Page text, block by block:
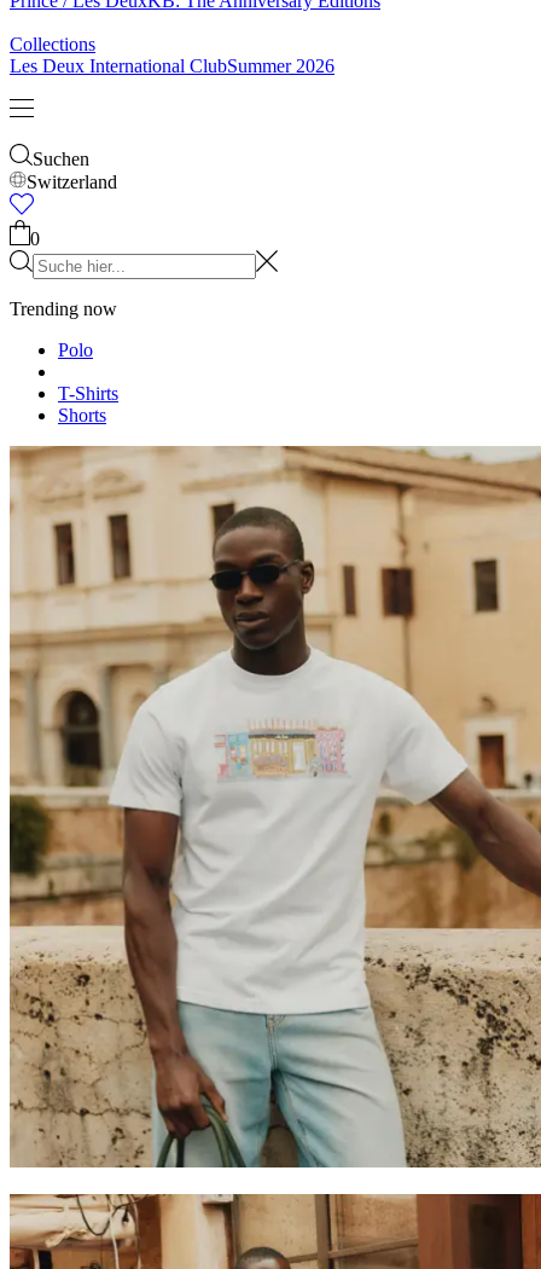
& SockenGürtelSchalsKrawatten
Alles anzeigen
Brand
Brand Home
Collections Collaborations
Journal
LegacyLocations ResponsibilityAbout us
The Spectator’s Lounge The Paris Flagship Launch
Collaborations
Prince / Les Deux KB: The Anniversary Editions